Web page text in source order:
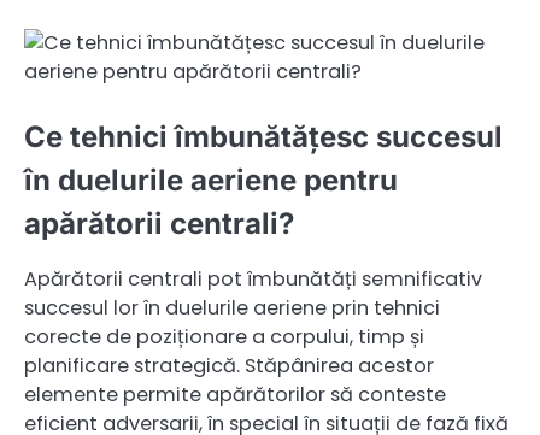
Ce tehnici îmbunătățesc succesul
în duelurile aeriene pentru
apărătorii centrali?
Apărătorii centrali pot îmbunătăți semnificativ
succesul lor în duelurile aeriene prin tehnici
corecte de poziționare a corpului, timp și
planificare strategică. Stăpânirea acestor
elemente permite apărătorilor să conteste
eficient adversarii, în special în situații de fază fixă